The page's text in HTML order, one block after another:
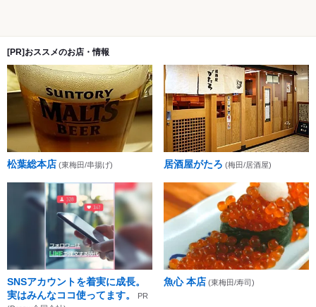
[PR]おススメのお店・情報
松葉総本店 (東梅田/串揚げ) 居酒屋がたろ (梅田/居酒屋)
SNSアカウントを着実に成長。
実はみんなココ使ってます。
PR
魚心 本店 (東梅田/寿司)